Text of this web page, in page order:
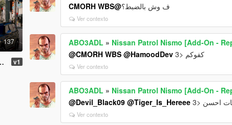
137
v1
ف وش بالضبط؟@CMORH WBS
Ver contexto
ABO3ADL » Nissan Patrol Nismo [Add-On -
@CMORH WBS @HamoodDev كفوكم <3
Ver contexto
ABO3ADL » Nissan Patrol Nismo [Add-On -
@Devil_Black09 @Tiger_Is_Hereee احسن <3
Ver contexto